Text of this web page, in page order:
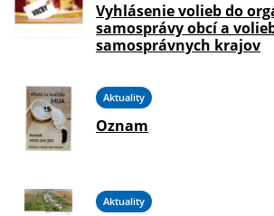
Vyhlásenie volieb do
samosprávy obcí a
samosprávnych krajov
Aktuality
Oznam
Aktuality